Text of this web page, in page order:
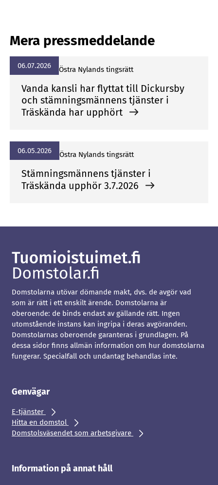
Mera pressmeddelande
06.07.2026 Östra Ny­lands tings­rätt
Vanda kansli har flyttat till Dickursby
och stämningsmännens tjänster i
Träskända har upphört
06.05.2026 Östra Ny­lands tings­rätt
Stämningsmännens tjänster i
Träskända upphör 3.7.2026
Domstolarna utövar dömande makt, dvs. de avgör vad
som är rätt i ett enskilt ärende. Domstolarna är
oberoende: de binds endast av gällande rätt. Ingen
utomstående instans kan ingripa i deras avgöranden.
Domstolarnas oberoende garanteras i grundlagen. På
dessa sidor finns allmän information om hur domstolarna
fungerar. Specialfall och undantag behandlas inte.
Genvägar
E-tjänster
Hitta en domstol
Domstolsväsendet som arbetsgivare
Information på annat håll